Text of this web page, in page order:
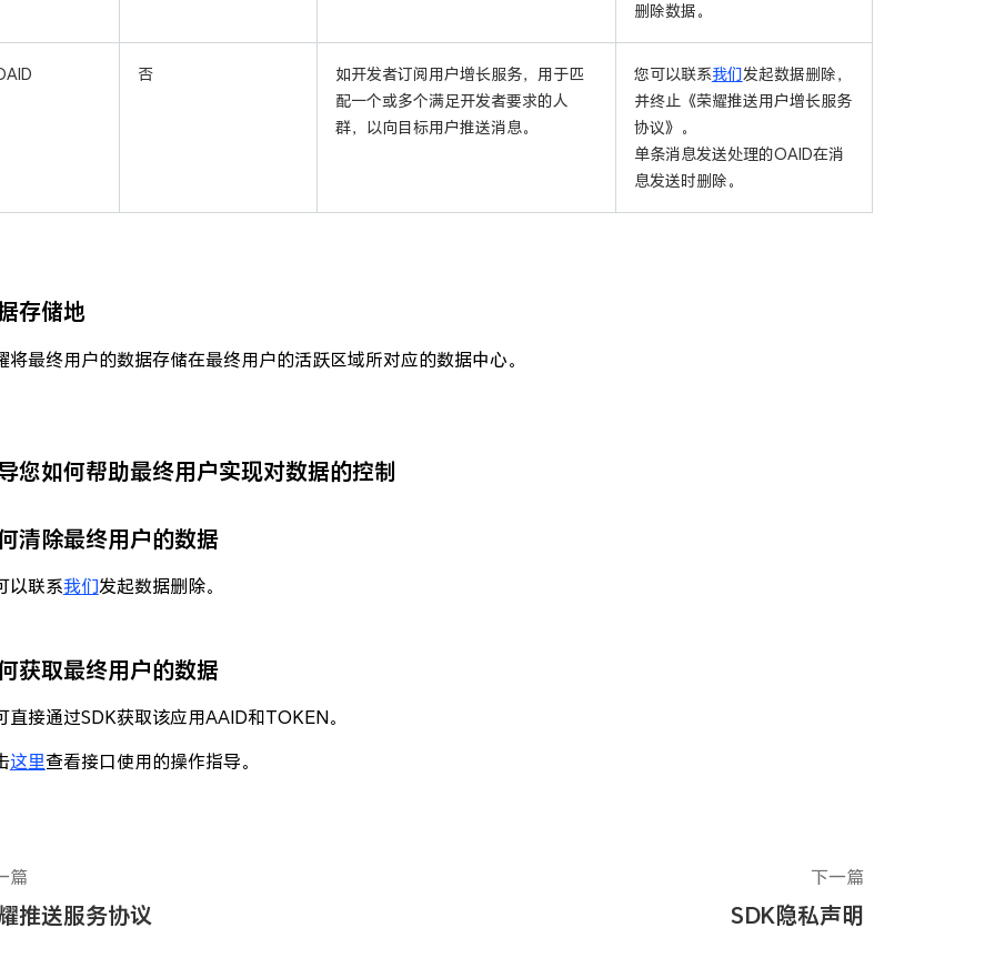
删除数据。
否
如开发者订阅用户增长服务，用于匹
配一个或多个满足开发者要求的人
群，以向目标用户推送消息。
您可以联系我们发起数据删除，
并终止《荣耀推送用户增长服务
协议》。
单条消息发送处理的OAID在消
息发送时删除。
存储地
将最终用户的数据存储在最终用户的活跃区域所对应的数据中心。
您如何帮助最终用户实现对数据的控制
清除最终用户的数据
以联系我们发起数据删除。
获取最终用户的数据
直接通过SDK获取该应用AAID和TOKEN。
这里查看接口使用的操作指导。
篇
推送服务协议
下一篇
SDK隐私声明